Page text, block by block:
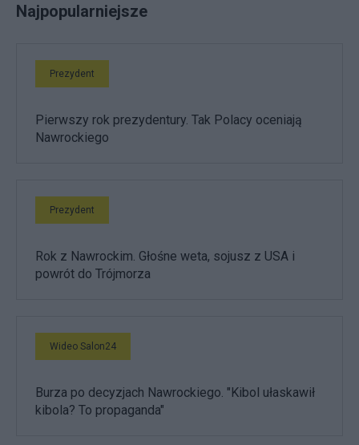
Najpopularniejsze
Prezydent
Pierwszy rok prezydentury. Tak Polacy oceniają
Nawrockiego
Prezydent
Rok z Nawrockim. Głośne weta, sojusz z USA i
powrót do Trójmorza
Wideo Salon24
Burza po decyzjach Nawrockiego. "Kibol ułaskawił
kibola? To propaganda"